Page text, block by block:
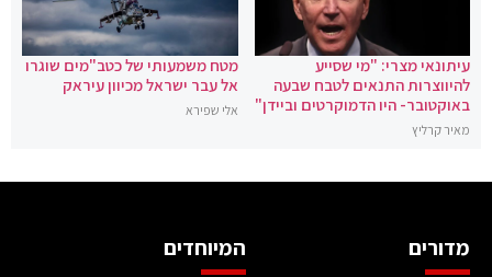
עיתונאי מצרי: "מי שסייע
להיווצרות התנאים לטבח שבעה
באוקטובר- היו הדמוקרטים וביידן"
מאיר קרליץ
מטח משמעותי של כטב"מים שוגרו
אל עבר ישראל מכיוון עיראק
אלי שפירא
מדורים המיוחדים